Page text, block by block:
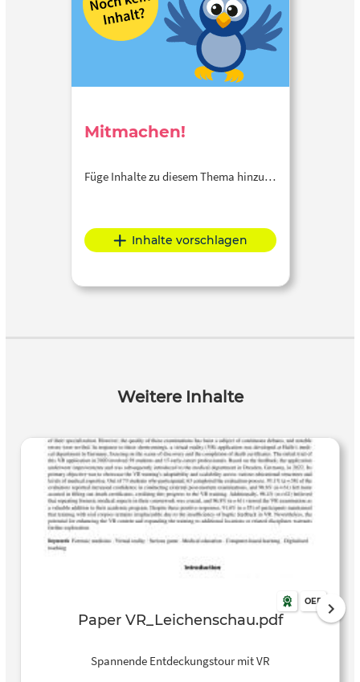
Mitmachen!
Füge Inhalte zu diesem Thema hinzu…
Inhalte vorschlagen
Weitere Inhalte
OER
Paper VR_Leichenschau.pdf
Spannende Entdeckungstour mit VR